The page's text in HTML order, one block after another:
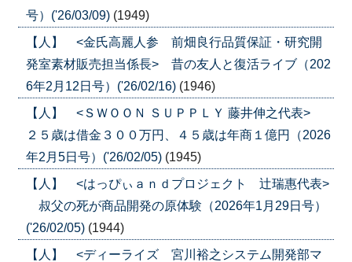
号）('26/03/09) (1949)
【人】 <金氏高麗人参 前畑良行品質保証・研究開
発室素材販売担当係長> 昔の友人と復活ライブ（202
6年2月12日号）('26/02/16) (1946)
【人】 <ＳＷＯＯＮ ＳＵＰＰＬＹ 藤井伸之代表>
２５歳は借金３００万円、４５歳は年商１億円（2026
年2月5日号）('26/02/05) (1945)
【人】 <はっぴぃａｎｄプロジェクト 辻瑞惠代表>
叔父の死が商品開発の原体験（2026年1月29日号）
('26/02/05) (1944)
【人】 <ディーライズ 宮川裕之システム開発部マ